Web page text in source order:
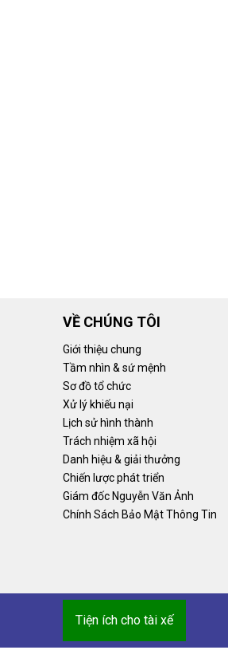
Xe chuyên dụng là gì?
Xe chuyên dụng hay còn gọi
cơ bản như cabin, động cơ,
Vận tải:xe đầu kéo
, xe
Xây dựng: xe trạm trộn,
VỀ CHÚNG TÔI
Giới thiệu chung
Tầm nhìn & sứ mệnh
Sơ đồ tổ chức
Xử lý khiếu nại
Lịch sử hình thành
Trách nhiệm xã hội
Danh hiệu & giải thưởng
Chiến lược phát triển
Giám đốc Nguyễn Văn Ảnh
Chính Sách Bảo Mật Thông Tin
Tiện ích cho tài xế